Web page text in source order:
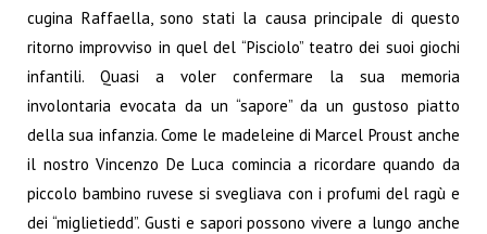
cugina Raffaella, sono stati la causa principale di questo
ritorno improvviso in quel del “Pisciolo” teatro dei suoi giochi
infantili. Quasi a voler confermare la sua memoria
involontaria evocata da un “sapore” da un gustoso piatto
della sua infanzia. Come le madeleine di Marcel Proust anche
il nostro Vincenzo De Luca comincia a ricordare quando da
piccolo bambino ruvese si svegliava con i profumi del ragù e
dei “miglietiedd”. Gusti e sapori possono vivere a lungo anche